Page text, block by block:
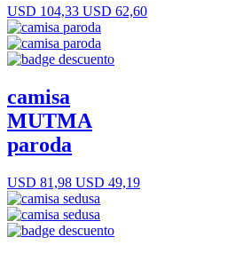
USD 104,33 USD 62,60
camisa
MUTMA
paroda
USD 81,98 USD 49,19